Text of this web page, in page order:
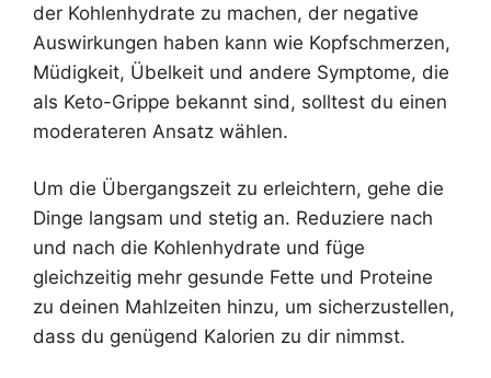
der Kohlenhydrate zu machen, der negative
Auswirkungen haben kann wie Kopfschmerzen,
Müdigkeit, Übelkeit und andere Symptome, die
als Keto-Grippe bekannt sind, solltest du einen
moderateren Ansatz wählen.
Um die Übergangszeit zu erleichtern, gehe die
Dinge langsam und stetig an. Reduziere nach
und nach die Kohlenhydrate und füge
gleichzeitig mehr gesunde Fette und Proteine
zu deinen Mahlzeiten hinzu, um sicherzustellen,
dass du genügend Kalorien zu dir nimmst.